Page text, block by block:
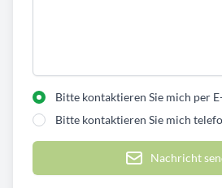
Bitte kontaktieren Sie mich per
Bitte kontaktieren Sie mich
Nachricht